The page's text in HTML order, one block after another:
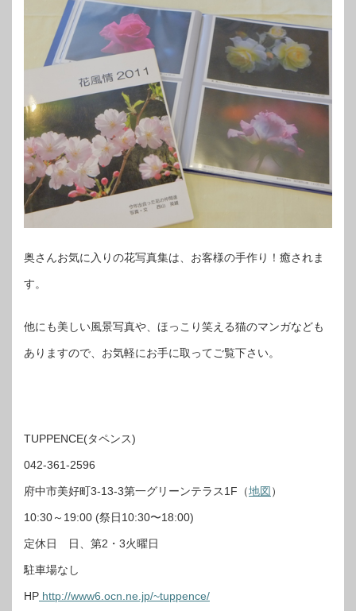
奥さんお気に入りの花写真集は、お客様の手作り！癒されま
す。
他にも美しい風景写真や、ほっこり笑える猫のマンガなども
ありますので、お気軽にお手に取ってご覧下さい。
TUPPENCE(タペンス)
042-361-2596
府中市美好町3-13-3第一グリーンテラス1F（地図 ）
10:30～19:00 (祭日10:30〜18:00)
定休日 日、第2・3火曜日
駐車場なし
HP http://www6.ocn.ne.jp/~tuppence/